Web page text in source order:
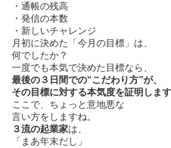
・通帳の残高
・発信の本数
・新しいチャレンジ
月初に決めた「今月の目標」は、
何でしたか？
一度でも本気で決めた目標なら、
最後の３日間での“こだわり方”が、
その目標に対する本気度を証明します
ここで、ちょっと意地悪な
言い方をしますね。
３流の起業家は、
「まあ年末だし」